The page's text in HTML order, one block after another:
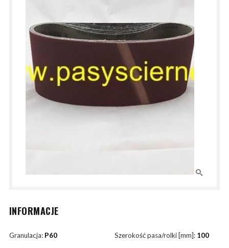
INFORMACJE
Granulacja: P60 Szerokość pasa/rolki [mm]: 100